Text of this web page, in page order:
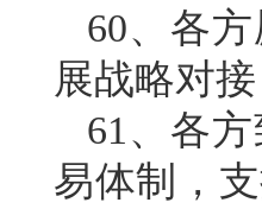
60、各
展战略对接
61、各
易体制，